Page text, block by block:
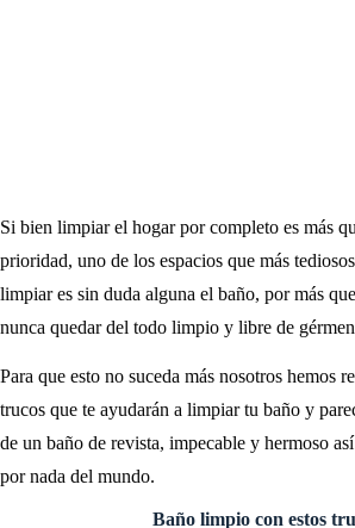
Si bien limpiar el hogar por completo es más
prioridad, uno de los espacios que más
limpiar es sin duda alguna el baño, por más
nunca quedar del todo limpio y libre de
Para que esto no suceda más nosotros hemos
trucos que te ayudarán a limpiar tu baño y
de un baño de revista, impecable y hermoso
por nada del mundo.
Baño limpio con estos